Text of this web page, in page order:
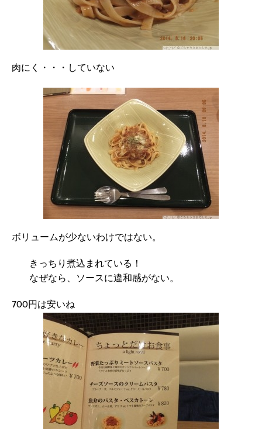
肉にく・・・していない
ボリュームが少ないわけではない。
きっちり煮込まれている！
なぜなら、ソースに違和感がない。
700円は安いね